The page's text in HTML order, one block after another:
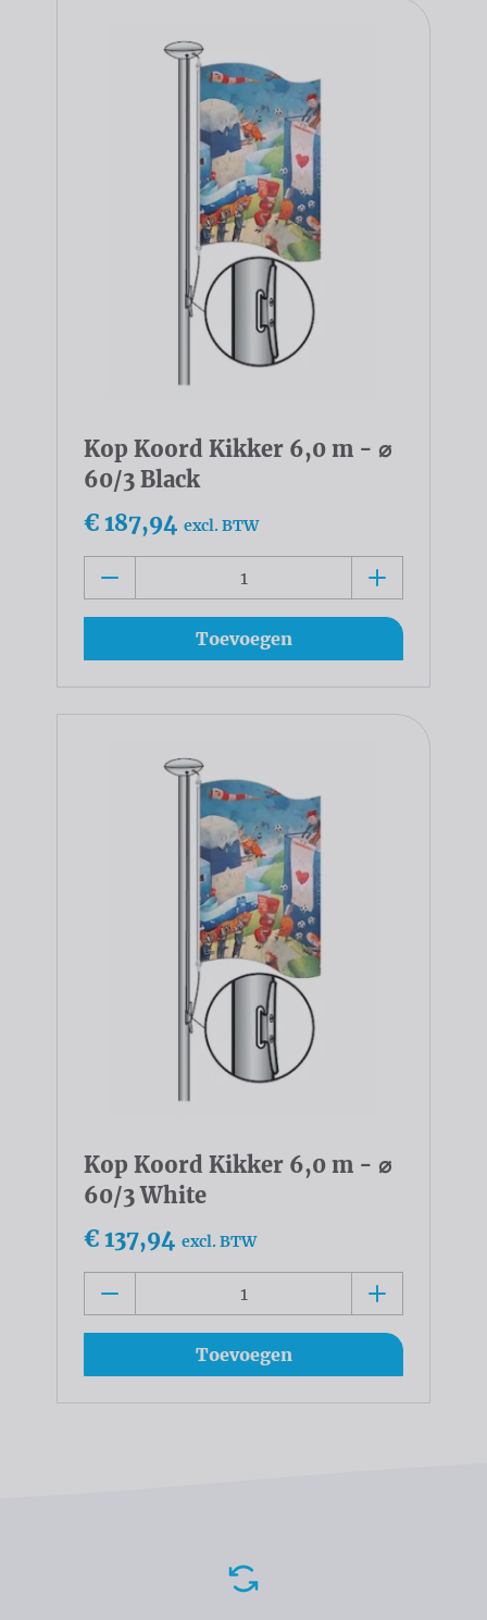
Kop Koord Kikker 6,0 m - ⌀
60/3 Black
€ 187,94 excl. BTW
Toevoegen
Kop Koord Kikker 6,0 m - ⌀
60/3 White
€ 137,94 excl. BTW
Toevoegen